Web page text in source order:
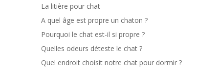
La litière pour chat
A quel âge est propre un chaton ?
Pourquoi le chat est-il si propre ?
Quelles odeurs déteste le chat ?
Quel endroit choisit notre chat pour dormir ?